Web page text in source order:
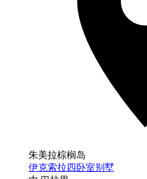
朱美拉棕榈岛
伊克索拉四卧室别墅